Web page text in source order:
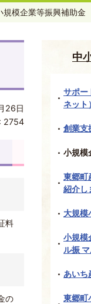
規模企業等振興補助金
26日
2754
料
の
中
サポー
ネット）
創業支
小規模
東郷町
紹介し
大規模
小規模
ル振 マ
あいち
東郷町